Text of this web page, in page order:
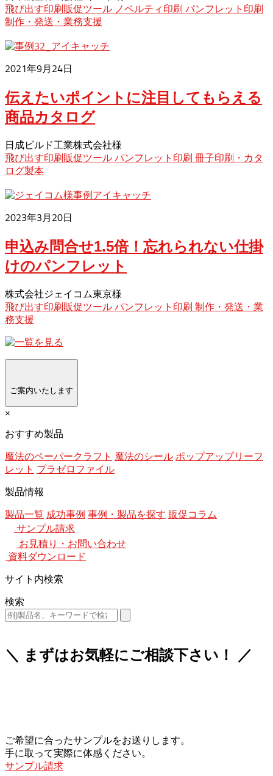
飛び出す印刷販促ツール ノベルティ印刷 パンフレット印刷
制作・発送・業務支援
2021年9月24日
伝えたいポイントに注目してもらえる
商品カタログ
日成ビルド工業株式会社様
飛び出す印刷販促ツール パンフレット印刷 冊子印刷・カタ
ログ製本
2023年3月20日
申込み問合せ1.5倍！忘れられない仕掛
けのパンフレット
株式会社ジェイコム東京様
飛び出す印刷販促ツール パンフレット印刷 制作・発送・業
務支援
ご案内いたします
×
おすすめ製品
魔法のペーパークラフト 魔法のシール ポップアップリーフ
レット プラゼロファイル
製品情報
製品一覧 成功事例 事例・製品を探す 販促コラム
サンプル請求
お見積り・お問い合わせ
資料ダウンロード
サイト内検索
検索
＼ まずはお気軽にご相談下さい！ ／
ご希望に合ったサンプルをお送りします。
手に取って実際に体感ください。
サンプル請求